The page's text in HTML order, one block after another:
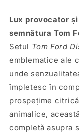
Lux provocator
semnătura Tom
Setul Tom Ford
emblematice ale
unde
împletesc în
prospețime
animalice,
completă asupra